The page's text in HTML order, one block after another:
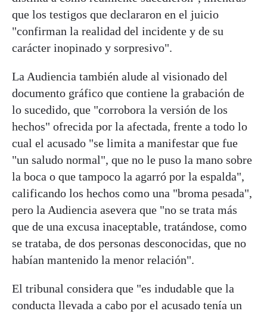
que los testigos que declararon en el juicio
"confirman la realidad del incidente y de su
carácter inopinado y sorpresivo".
La Audiencia también alude al visionado del
documento gráfico que contiene la grabación de
lo sucedido, que "corrobora la versión de los
hechos" ofrecida por la afectada, frente a todo lo
cual el acusado "se limita a manifestar que fue
"un saludo normal", que no le puso la mano sobre
la boca o que tampoco la agarró por la espalda",
calificando los hechos como una "broma pesada",
pero la Audiencia asevera que "no se trata más
que de una excusa inaceptable, tratándose, como
se trataba, de dos personas desconocidas, que no
habían mantenido la menor relación".
El tribunal considera que "es indudable que la
conducta llevada a cabo por el acusado tenía un